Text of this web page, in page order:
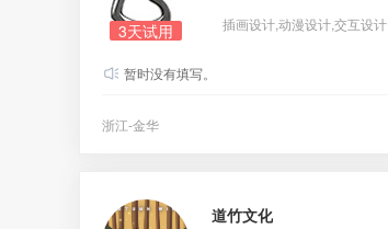
3天试用
插画设计,动漫设计,交互设计
暂时没有填写。
浙江-金华
道竹文化